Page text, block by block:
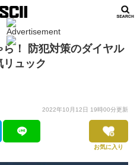
！ 防犯対策のダイヤル
リュック
2022年10月12日 19時00分更新
お気に入り